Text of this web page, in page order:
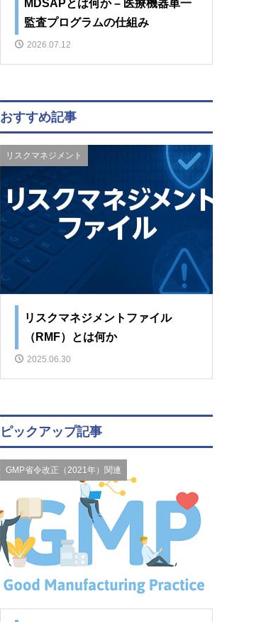
MDSAPとは何か – 医療機器単一
監査プログラムの仕組み
2026.07.12
おすすめ記事
リスクマネジメント
リスクマネジメントファイル
（RMF）とは何か
2025.06.30
ピックアップ記事
GMP省令改正（2021年）関連